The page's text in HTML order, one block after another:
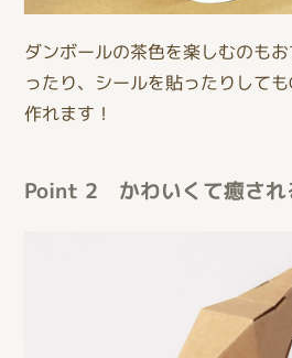
ダンボールの茶色を楽しむのも
ったり、シールを貼ったりして
作れます！
Point 2 かわいくて癒され